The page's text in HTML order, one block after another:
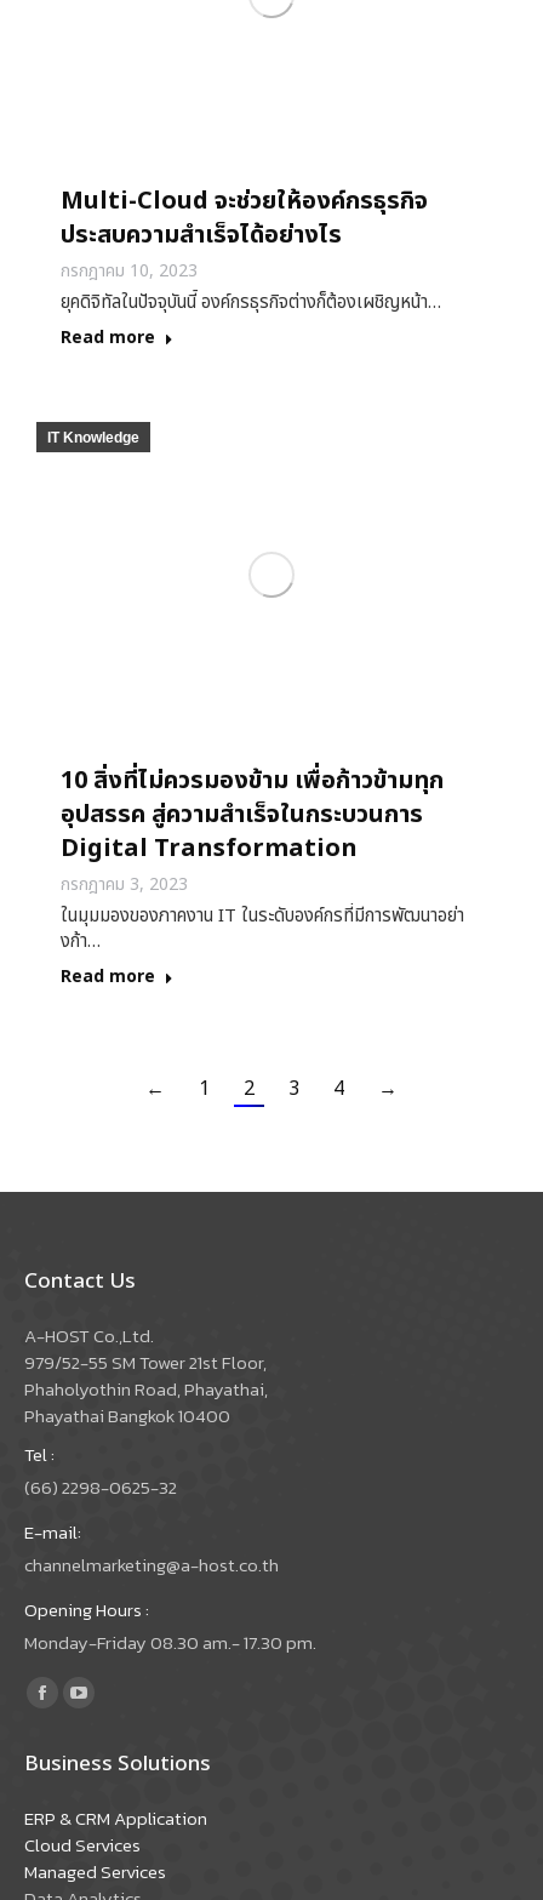
Multi-Cloud จะช่วยให้องค์กรธุรกิจ
ประสบความสำเร็จได้อย่างไร
กรกฎาคม 10, 2023
ยุคดิจิทัลในปัจจุบันนี้ องค์กรธุรกิจต่างก็ต้องเผชิญหน้า…
Read more
IT Knowledge
10 สิ่งที่ไม่ควรมองข้าม เพื่อก้าวข้ามทุก
อุปสรรค สู่ความสำเร็จในกระบวนการ
Digital Transformation
กรกฎาคม 3, 2023
ในมุมมองของภาคงาน IT ในระดับองค์กรที่มีการพัฒนาอย่า
งก้า…
Read more
← 1 2 3 4 →
Contact Us
A-HOST Co.,Ltd.
979/52-55 SM Tower 21st Floor,
Phaholyothin Road, Phayathai,
Phayathai Bangkok 10400
Tel :
(66) 2298-0625-32
E-mail:
channelmarketing@a-host.co.th
Opening Hours :
Monday-Friday 08.30 am.- 17.30 pm.
Find us on:
Facebook
opens
new
window
YouTube
opens
new
window
Business Solutions
ERP & CRM Application
Cloud Services
Managed Services